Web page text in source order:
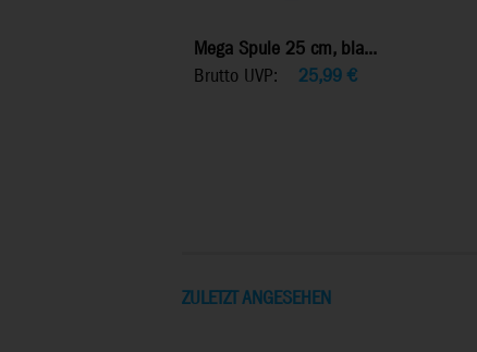
Mega Spule 25 cm, bla...
Brutto UVP:
25,99 €
ZULETZT ANGESEHEN